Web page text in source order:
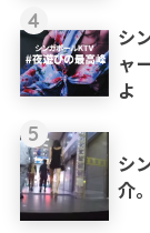
4
シ
ャ
よ
5
シ
介